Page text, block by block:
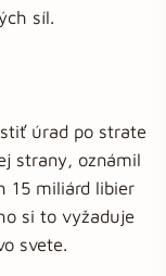
síl.
úrad po strate
strany, oznámil
15 miliárd libier
si to vyžaduje
svete.